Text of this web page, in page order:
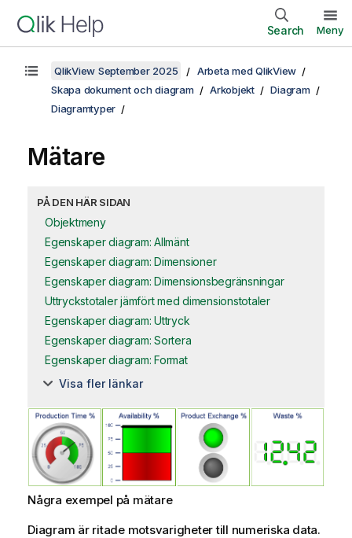
Search Meny
QlikView September 2025
Arbeta med QlikView
Skapa dokument och diagram
Arkobjekt
Diagram
Diagramtyper
Mätare
PÅ DEN HÄR SIDAN
Objektmeny
Egenskaper diagram: Allmänt
Egenskaper diagram: Dimensioner
Egenskaper diagram: Dimensionsbegränsningar
Uttryckstotaler jämfört med dimensionstotaler
Egenskaper diagram: Uttryck
Egenskaper diagram: Sortera
Egenskaper diagram: Format
Visa fler länkar
Några exempel på mätare
Diagram är ritade motsvarigheter till numeriska data.